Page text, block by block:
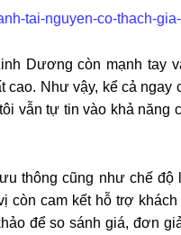
Dương còn mạnh tay
cao. Như vậy, kể cả
vẫn tự tin vào khả
thông cũng như chế độ
còn cam kết hỗ trợ
để so sánh giá, đơn